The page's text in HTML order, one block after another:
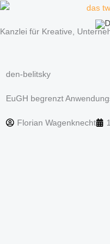
Zum
springen
Kanzlei für Kreative,
den-belitsky
EuGH begrenzt
Florian Wagenknecht